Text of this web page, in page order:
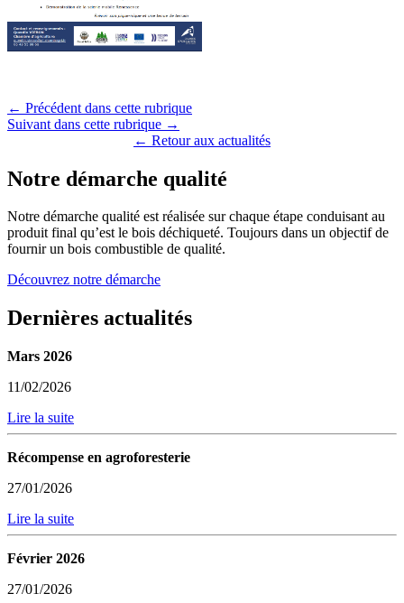
← Précédent dans cette rubrique
Suivant dans cette rubrique →
← Retour aux actualités
Notre démarche qualité
Notre démarche qualité est réalisée sur chaque étape conduisant au
produit final qu’est le bois déchiqueté. Toujours dans un objectif de
fournir un bois combustible de qualité.
Découvrez notre démarche
Dernières actualités
Mars 2026
11/02/2026
Lire la suite
Récompense en agroforesterie
27/01/2026
Lire la suite
Février 2026
27/01/2026